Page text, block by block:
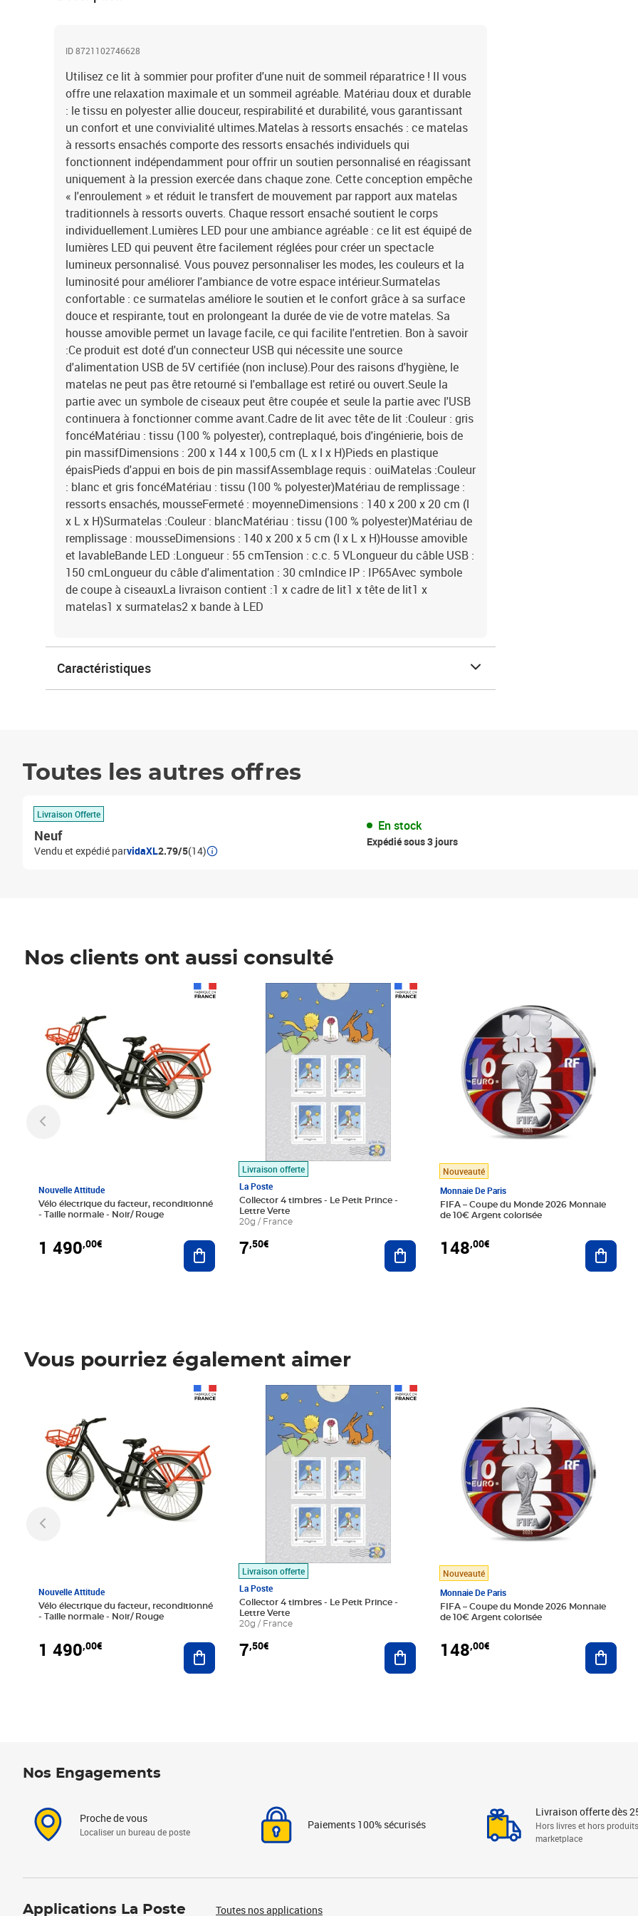
ID 8721102746628
Utilisez ce lit à sommier pour profiter d'une nuit de sommeil réparatrice ! Il vous
offre une relaxation maximale et un sommeil agréable. Matériau doux et durable
: le tissu en polyester allie douceur, respirabilité et durabilité, vous garantissant
un confort et une convivialité ultimes.Matelas à ressorts ensachés : ce matelas
à ressorts ensachés comporte des ressorts ensachés individuels qui
fonctionnent indépendamment pour offrir un soutien personnalisé en réagissant
uniquement à la pression exercée dans chaque zone. Cette conception empêche
« l'enroulement » et réduit le transfert de mouvement par rapport aux matelas
traditionnels à ressorts ouverts. Chaque ressort ensaché soutient le corps
individuellement.Lumières LED pour une ambiance agréable : ce lit est équipé de
lumières LED qui peuvent être facilement réglées pour créer un spectacle
lumineux personnalisé. Vous pouvez personnaliser les modes, les couleurs et la
luminosité pour améliorer l'ambiance de votre espace intérieur.Surmatelas
confortable : ce surmatelas améliore le soutien et le confort grâce à sa surface
douce et respirante, tout en prolongeant la durée de vie de votre matelas. Sa
housse amovible permet un lavage facile, ce qui facilite l'entretien. Bon à savoir
:Ce produit est doté d'un connecteur USB qui nécessite une source
d'alimentation USB de 5V certifiée (non incluse).Pour des raisons d'hygiène, le
matelas ne peut pas être retourné si l'emballage est retiré ou ouvert.Seule la
partie avec un symbole de ciseaux peut être coupée et seule la partie avec l'USB
continuera à fonctionner comme avant.Cadre de lit avec tête de lit :Couleur : gris
foncéMatériau : tissu (100 % polyester), contreplaqué, bois d'ingénierie, bois de
pin massifDimensions : 200 x 144 x 100,5 cm (L x l x H)Pieds en plastique
épaisPieds d'appui en bois de pin massifAssemblage requis : ouiMatelas :Couleur
: blanc et gris foncéMatériau : tissu (100 % polyester)Matériau de remplissage :
ressorts ensachés, mousseFermeté : moyenneDimensions : 140 x 200 x 20 cm (l
x L x H)Surmatelas :Couleur : blancMatériau : tissu (100 % polyester)Matériau de
remplissage : mousseDimensions : 140 x 200 x 5 cm (l x L x H)Housse amovible
et lavableBande LED :Longueur : 55 cmTension : c.c. 5 VLongueur du câble USB :
150 cmLongueur du câble d'alimentation : 30 cmIndice IP : IP65Avec symbole
de coupe à ciseauxLa livraison contient :1 x cadre de lit1 x tête de lit1 x
matelas1 x surmatelas2 x bande à LED
Caractéristiques
Toutes les autres offres
Livraison Offerte
Neuf
Vendu et expédié parvidaXL2.79/5(14)
En stock
Expédié sous 3 jours
Nos clients ont aussi consulté
Nouvelle Attitude
Vélo électrique du facteur, reconditionné
- Taille normale - Noir/ Rouge
1 490,00€ Ajouter au panier
Livraison offerte
La Poste
Collector 4 timbres - Le Petit Prince -
Lettre Verte
20g / France
7,50€
Prix 7,50€
Ajouter au panier
Nouveauté
Monnaie De Paris
FIFA – Coupe du Monde 2026 Monnaie
de 10€ Argent colorisée
148,00€
Vous pourriez également aimer
Nouvelle Attitude
Vélo électrique du facteur, reconditionné
- Taille normale - Noir/ Rouge
1 490,00€ Ajouter au panier
Livraison offerte
La Poste
Collector 4 timbres - Le Petit Prince -
Lettre Verte
20g / France
7,50€
Prix 7,50€
Ajouter au panier
Nouveauté
Monnaie De Paris
FIFA – Coupe du Monde 2026 Monnaie
de 10€ Argent colorisée
148,00€
Nos Engagements
Proche de vous
Localiser un bureau de poste
Paiements 100% sécurisés
Livraison offerte dès
Hors livres et hors produits
marketplace
Applications La Poste Toutes nos applications